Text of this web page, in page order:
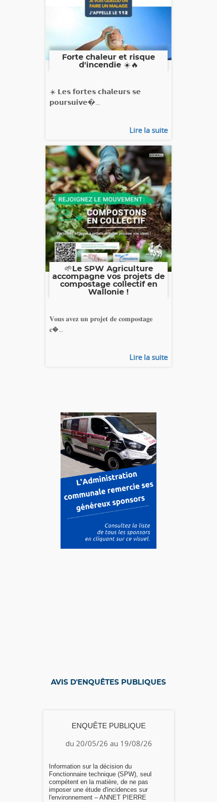
Forte chaleur et risque
d'incendie ☀️🔥
☀️ 𝗟𝗲𝘀 𝗳𝗼𝗿𝘁𝗲𝘀 𝗰𝗵𝗮𝗹𝗲𝘂𝗿𝘀 𝘀𝗲
𝗽𝗼𝘂𝗿𝘀𝘂𝗶𝘃𝗲�...
Lire la suite
🌱Le SPW Agriculture
accompagne vos projets de
compostage collectif en
Wallonie !
𝐕𝐨𝐮𝐬 𝐚𝐯𝐞𝐳 𝐮𝐧 𝐩𝐫𝐨𝐣𝐞𝐭 𝐝𝐞 𝐜𝐨𝐦𝐩𝐨𝐬𝐭𝐚𝐠𝐞
𝐜�...
Lire la suite
AVIS D'ENQUÊTES PUBLIQUES
ENQUÊTE PUBLIQUE
du 20/05/26 au 19/08/26
Information sur la décision du
Fonctionnaire technique (SPW), seul
compétent en la matière, de ne pas
imposer une étude d'incidences sur
l'environnement – ANNET PIERRE